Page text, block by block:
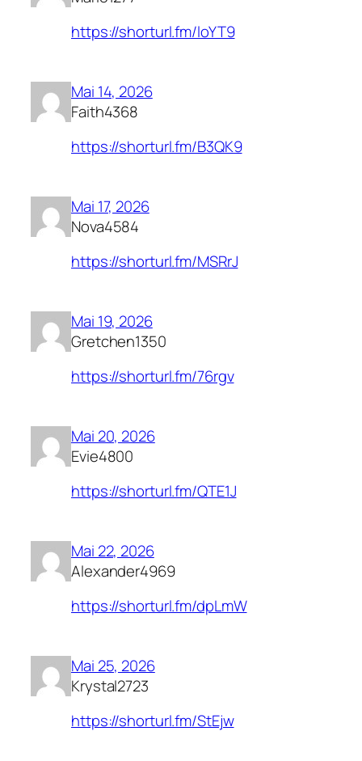
https://shorturl.fm/loYT9
Mai 14, 2026
Faith4368
https://shorturl.fm/B3QK9
Mai 17, 2026
Nova4584
https://shorturl.fm/MSRrJ
Mai 19, 2026
Gretchen1350
https://shorturl.fm/76rgv
Mai 20, 2026
Evie4800
https://shorturl.fm/QTE1J
Mai 22, 2026
Alexander4969
https://shorturl.fm/dpLmW
Mai 25, 2026
Krystal2723
https://shorturl.fm/StEjw